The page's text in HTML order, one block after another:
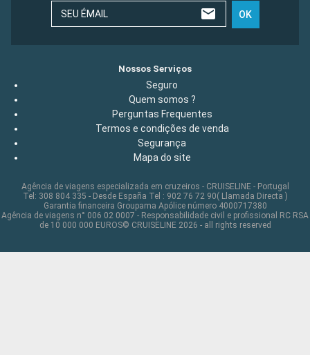
SEU ÉMAIL OK
Nossos Serviços
Seguro
Quem somos ?
Perguntas Frequentes
Termos e condições de venda
Segurança
Mapa do site
Agência de viagens especializada em cruzeiros - CRUISELINE - Portugal
Tel: 308 804 335 - Desde España Tel : 902 76 72 90( Llamada Directa )
Garantia financeira Groupama Apólice número 4000717380
Agência de viagens n° 006 02 0007 - Responsabilidade civil e profissional RC RSA
de 10 000 000 EUROS© CRUISELINE 2026 - all rights reserved